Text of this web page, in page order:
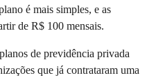
é mais simples, e as
de R$ 100 mensais.
de previdência privada
que já contrataram uma